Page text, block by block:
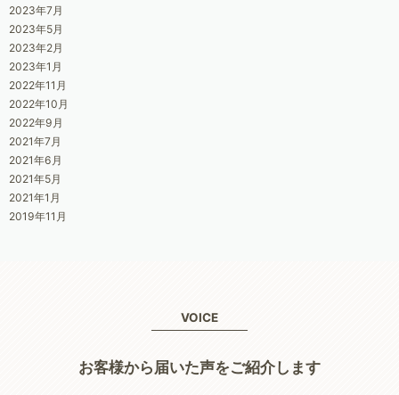
2023年7月
2023年5月
2023年2月
2023年1月
2022年11月
2022年10月
2022年9月
2021年7月
2021年6月
2021年5月
2021年1月
2019年11月
VOICE
お客様から届いた声をご紹介します